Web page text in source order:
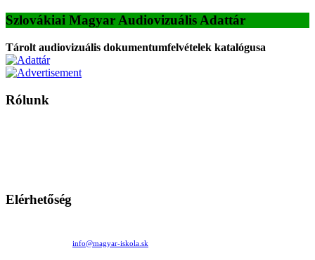
Szlovákiai Magyar Audiovizuális Adattár
Tárolt audiovizuális dokumentumfelvételek katalógusa
Rólunk
Elérhetőség
info@magyar-iskola.sk